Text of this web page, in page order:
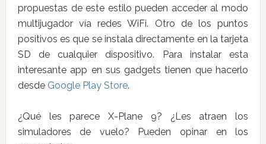
propuestas de este estilo pueden acceder al modo
multijugador vía redes WiFi. Otro de los puntos
positivos es que se instala directamente en la tarjeta
SD de cualquier dispositivo. Para instalar esta
interesante app en sus gadgets tienen que hacerlo
desde Google Play Store.
¿Qué les parece X-Plane 9? ¿Les atraen los
simuladores de vuelo? Pueden opinar en los